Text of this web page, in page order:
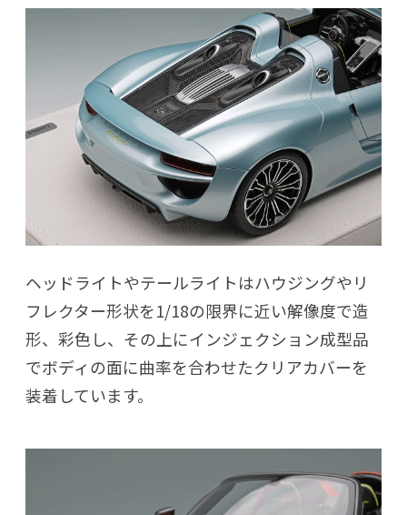
ヘッドライトやテールライトはハウジングやリ
フレクター形状を1/18の限界に近い解像度で造
形、彩色し、その上にインジェクション成型品
でボディの面に曲率を合わせたクリアカバーを
装着しています。